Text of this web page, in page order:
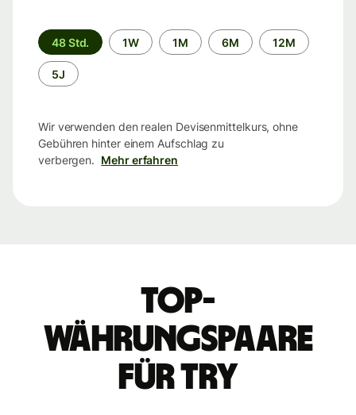
Zeitraum
48 Std. 1W 1M 6M 12M
5J
Wir verwenden den realen Devisenmittelkurs, ohne
Gebühren hinter einem Aufschlag zu
verbergen. Mehr erfahren
Top-
Währungspaare
für TRY